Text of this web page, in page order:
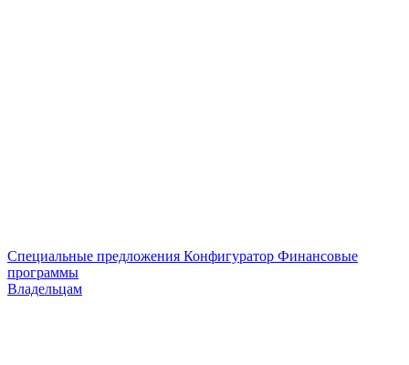
Специальные предложения Конфигуратор Финансовые
программы
Владельцам